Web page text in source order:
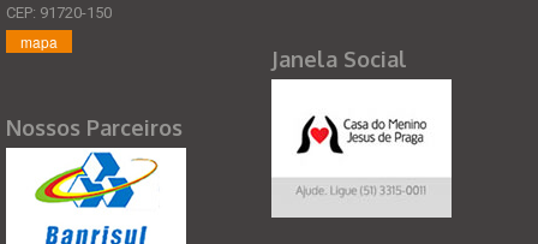
CEP: 91720-150
mapa
Nossos Parceiros
Janela Social